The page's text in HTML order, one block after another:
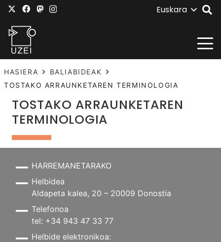
Euskara
HASIERA
BALIABIDEAK
TOSTAKO ARRAUNKETAREN TERMINOLOGIA
TOSTAKO ARRAUNKETAREN
TERMINOLOGIA
HARREMANETARAKO
Helbidea
Aldapeta kalea, 20 – 20009 Donostia
Telefonoa
tel: +34 943 47 33 77
Helbide elektronikoa: